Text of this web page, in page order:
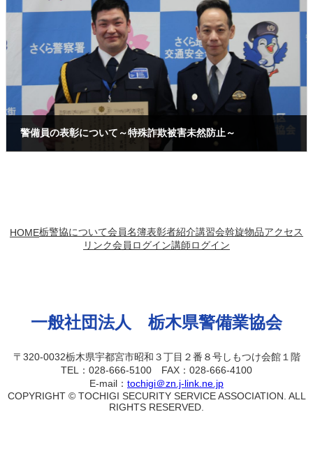
警備員の表彰について～特殊詐欺被害未然防止～
HOME栃警協について会員名簿表彰者紹介講習会斡旋物品アクセス
リンク会員ログイン講師ログイン
一般社団法人 栃木県警備業協会
〒320-0032栃木県宇都宮市昭和３丁目２番８号しもつけ会館１階
TEL：028-666-5100 FAX：028-666-4100
E-mail： tochigi＠zn.j-link.ne.jp
COPYRIGHT © TOCHIGI SECURITY SERVICE ASSOCIATION. ALL
RIGHTS RESERVED.